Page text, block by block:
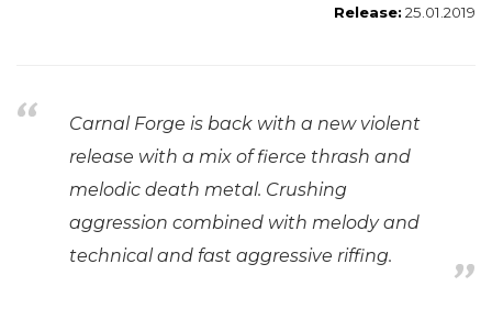
Release: 25.01.2019
Carnal Forge is back with a new violent
release with a mix of fierce thrash and
melodic death metal. Crushing
aggression combined with melody and
technical and fast aggressive riffing.